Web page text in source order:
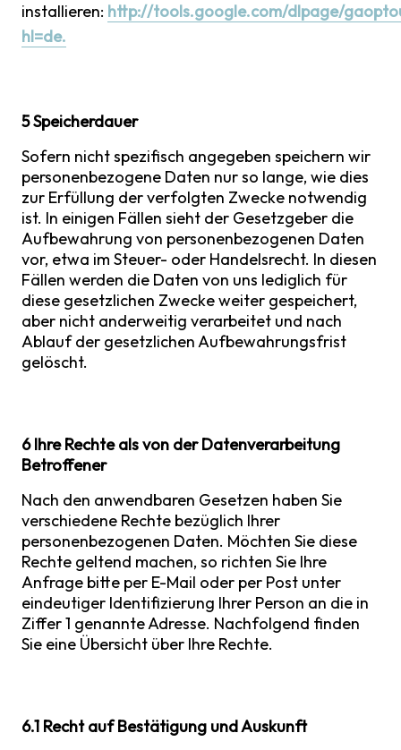
installieren: http://tools.google.com/dlpage/
hl=de.
5 Speicherdauer
Sofern nicht spezifisch angegeben speichern wir
personenbezogene Daten nur so lange, wie dies
zur Erfüllung der verfolgten Zwecke notwendig
ist. In einigen Fällen sieht der Gesetzgeber die
Aufbewahrung von personenbezogenen Daten
vor, etwa im Steuer- oder Handelsrecht. In diesen
Fällen werden die Daten von uns lediglich für
diese gesetzlichen Zwecke weiter gespeichert,
aber nicht anderweitig verarbeitet und nach
Ablauf der gesetzlichen Aufbewahrungsfrist
gelöscht.
6 Ihre Rechte als von der Datenverarbeitung
Betroffener
Nach den anwendbaren Gesetzen haben Sie
verschiedene Rechte bezüglich Ihrer
personenbezogenen Daten. Möchten Sie diese
Rechte geltend machen, so richten Sie Ihre
Anfrage bitte per E-Mail oder per Post unter
eindeutiger Identifizierung Ihrer Person an die in
Ziffer 1 genannte Adresse. Nachfolgend finden
Sie eine Übersicht über Ihre Rechte.
6.1 Recht auf Bestätigung und Auskunft